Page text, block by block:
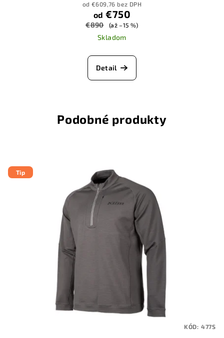
od €609,76 bez DPH
od €750
€890 (až –15 %)
Skladom
Detail
Podobné produkty
Tip
KÓD: 477S